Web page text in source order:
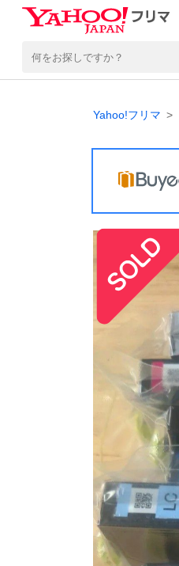
Yahoo!フリマ